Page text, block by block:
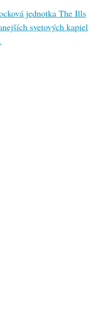
jednotka The Ills
svetových kapiel